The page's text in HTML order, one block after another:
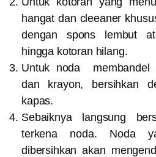
hangat dan cleeaner
dengan spons lembut
hingga kotoran hilang.
Untuk noda membandel
dan krayon, bersihkan
kapas.
Sebaiknya langsung
terkena noda. Noda
dibersihkan akan